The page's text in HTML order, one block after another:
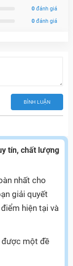
0đánh giá
0đánh giá
BÌNH LUẬN
tín, chất lượng
nhất cho
giải quyết
hiện tại và
được một đề